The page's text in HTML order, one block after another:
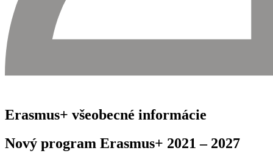
Erasmus+ všeobecné informácie
Nový program Erasmus+ 2021 – 2027